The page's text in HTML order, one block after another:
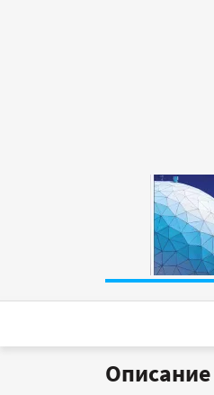
Описание